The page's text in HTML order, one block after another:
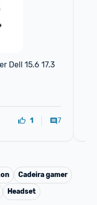
Dell 15.6 17.3
1 7
Cadeira gamer
Headset